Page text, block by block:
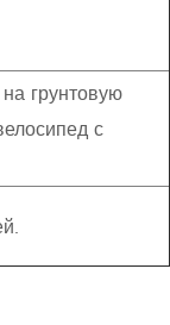
грунтовую
с